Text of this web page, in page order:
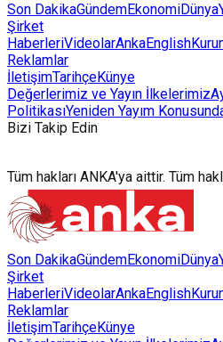
Son DakikaGündemEkonomiDünya
Şirket
HaberleriVideolarAnkaEnglish
Reklamlar
İletişimTarihçeKünye
Değerlerimiz ve Yayın İlkelerimiz
PolitikasıYeniden Yayım
Bizi Takip Edin
Tüm hakları ANKA'ya aittir. Tüm
Son DakikaGündemEkonomiDünya
Şirket
HaberleriVideolarAnkaEnglish
Reklamlar
İletişimTarihçeKünye